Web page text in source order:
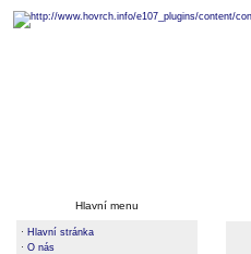
Hlavní menu
· Hlavní stránka
· O nás